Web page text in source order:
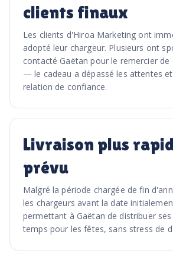
clients finaux
Les clients d'Hiroa Marketing ont
adopté leur chargeur. Plusieurs ont
contacté Gaëtan pour le remercier
— le cadeau a dépassé les attentes
relation de confiance.
Livraison plus
prévu
Malgré la période chargée de fin
les chargeurs avant la date
permettant à Gaëtan de distribuer
temps pour les fêtes, sans stress de